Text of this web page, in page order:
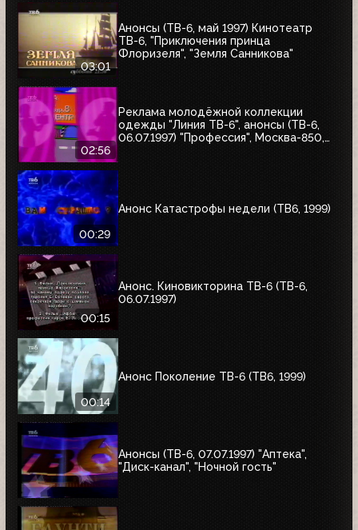
03:01
Анонсы (ТВ-6, май 1997) Кинотеатр
ТВ-6, "Приключения принца
Флоризеля", "Земля Санникова"
02:56
Реклама молодёжной коллекции
одежды "Линия ТВ-6", анонсы (ТВ-6,
06.07.1997) "Профессия", Москва-850,
00:29
Анонс Катастрофы недели (ТВ6, 1999)
00:15
Анонс. Киновикторина ТВ-6 (ТВ-6,
06.07.1997)
00:14
Анонс Поколение ТВ-6 (ТВ6, 1999)
Анонсы (ТВ-6, 07.07.1997) "Аптека",
"Диск-канал", "Ночной гость"